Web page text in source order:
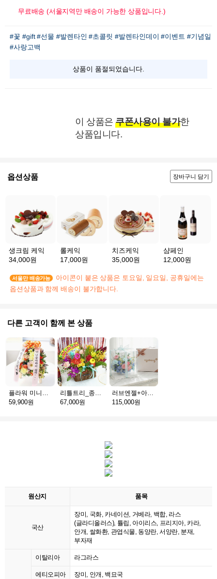
무료배송 (서울지역만 배송이 가능한 상품입니다.)
#꽃 #gift #선물 #발렌타인 #초콜릿 #발렌타인데이 #이벤트 #기념일
#사랑고백
상품이 품절되었습니다.
이 상품은 쿠폰사용이 불가한
상품입니다.
옵션상품 장바구니 담기
생크림 케익
34,000원
롤케익
17,000원
치즈케익
35,000원
샴페인
12,000원
서울만 배송가능
아이콘이 붙은 상품은 토요일, 일요일, 공휴일에는
옵션상품과 함께 배송이 불가합니다.
다른 고객이 함께 본 상품
59,900원
67,000원
러브엔젤+아가방딸랑이(서울)
115,000원
원산지 품목
국산
장미, 국화, 카네이션, 거베라, 백합, 라스
(글라디올러스), 튤립, 아이리스, 프리지아, 카라,
안개, 쌀화환, 관엽식물, 동양란, 서양란, 분재,
부자재
이탈리아 라그라스
에티오피아 장미, 안개, 백묘국